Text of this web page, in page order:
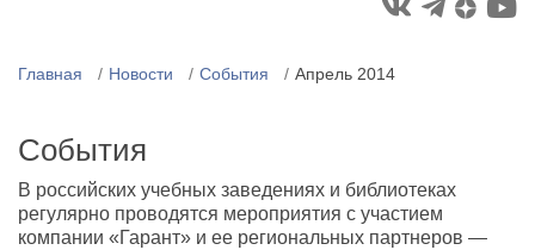
Главная Новости События Апрель 2014
События
В российских учебных заведениях и библиотеках
регулярно проводятся мероприятия с участием
компании «Гарант» и ее региональных партнеров —